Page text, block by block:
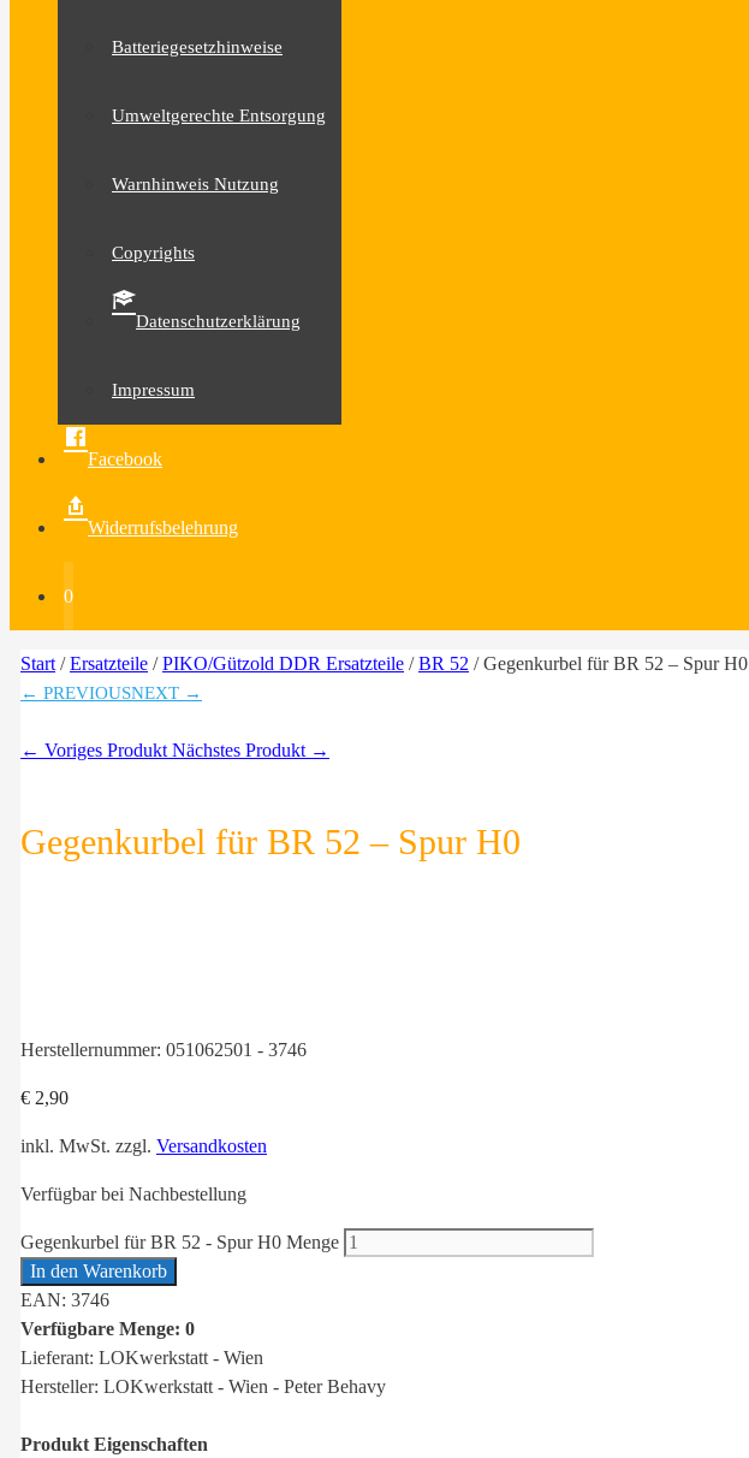
Batteriegesetzhinweise
Umweltgerechte Entsorgung
Warnhinweis Nutzung
Copyrights
Datenschutzerklärung
Impressum
Facebook
Widerrufsbelehrung
0
Start /Ersatzteile /PIKO/Gützold DDR Ersatzteile /BR 52 / Gegenkurbel für BR 52 – Spur H0
← PREVIOUSNEXT →
← Voriges Produkt Nächstes Produkt →
Gegenkurbel für BR 52 – Spur H0
Herstellernummer: 051062501 - 3746
€ 2,90
inkl. MwSt. zzgl. Versandkosten
Verfügbar bei Nachbestellung
Gegenkurbel für BR 52 - Spur H0 Menge
In den Warenkorb
EAN: 3746
Verfügbare Menge: 0
Lieferant: LOKwerkstatt - Wien
Hersteller: LOKwerkstatt - Wien - Peter Behavy
Produkt Eigenschaften